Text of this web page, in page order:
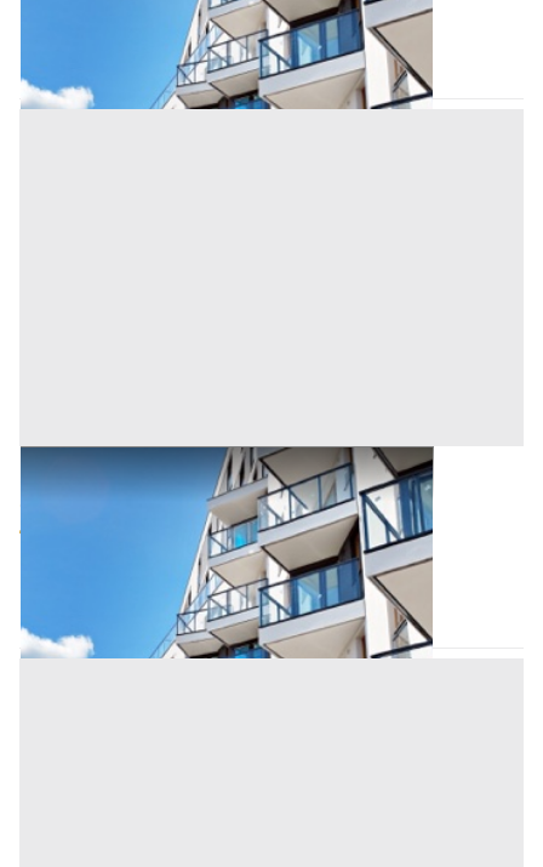
Ospedaletto Euganeo (Padova)
AJ7284624
Appartamento all'asta a Padova
Ospedaletto Euganeo (Padova)
41.856 € 55.808 €
AJ7284623